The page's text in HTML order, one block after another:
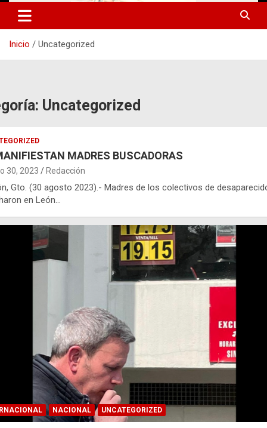
Inicio Uncategorized
Uncategorized
MADRES BUSCADORAS
30, 2023 Redacción
Gto. (30 agosto 2023).- Madres de los colectivos de
en León…
NACIONAL UNCATEGORIZED